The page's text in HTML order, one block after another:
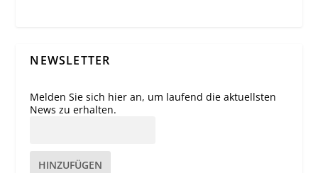
NEWSLETTER
Melden Sie sich hier an, um laufend die aktuellsten
News zu erhalten.
HINZUFÜGEN